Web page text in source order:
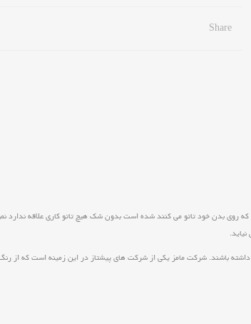
Share
روی بدن خود تاتو می کنند شده است بدون شک هیچ تاتو کاری علاقه ندارد
داشته باشند. شرکت مامز یکی از شرکت های پیشتاز در این زمینه است که